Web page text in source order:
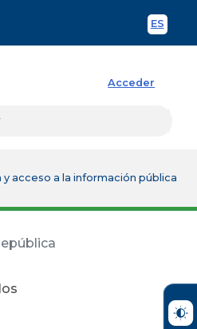
ES
Acceder
y acceso a la información pública